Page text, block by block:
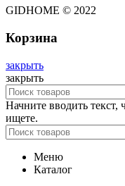
GIDHOME © 2022
Корзина
закрыть
закрыть
Начните вводить
ищете.
Меню
Каталог